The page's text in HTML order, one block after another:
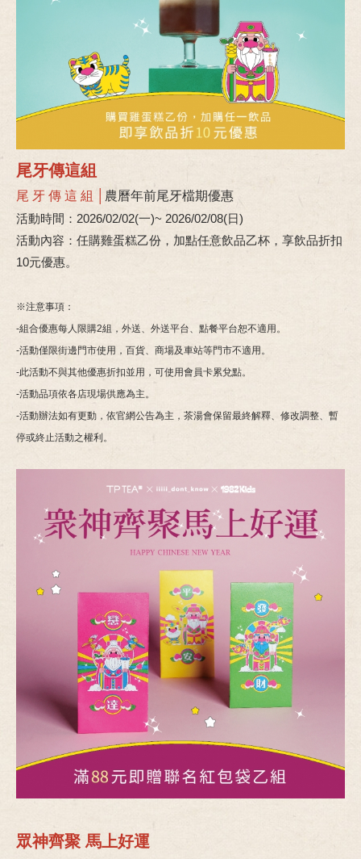
尾牙傳這組
尾 牙 傳 這 組 │ 農曆年前尾牙檔期優惠
活動時間：2026/02/02(一)~ 2026/02/08(日)
活動內容：任購雞蛋糕乙份，加點任意飲品乙杯，享飲品折扣
10元優惠。
※注意事項：
-組合優惠每人限購2組，外送、外送平台、點餐平台恕不適用。
-活動僅限街邊門市使用，百貨、商場及車站等門市不適用。
-此活動不與其他優惠折扣並用，可使用會員卡累兌點。
-活動品項依各店現場供應為主。
-活動辦法如有更動，依官網公告為主，茶湯會保留最終解釋、修改調整、暫
停或終止活動之權利。
眾神齊聚 馬上好運